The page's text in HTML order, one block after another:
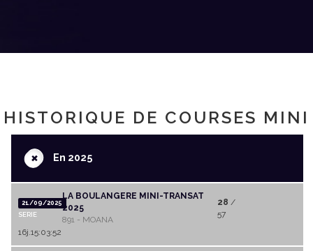
HISTORIQUE DE COURSES MINI
+En 2025
21/09/2025
SERIE
LA BOULANGERE MINI-TRANSAT
2025
891 - MOANA
28 /
57
16j.15:03:52